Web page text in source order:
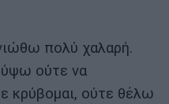
πολύ χαλαρή.
ούτε να
κρύβομαι, ούτε θέλω